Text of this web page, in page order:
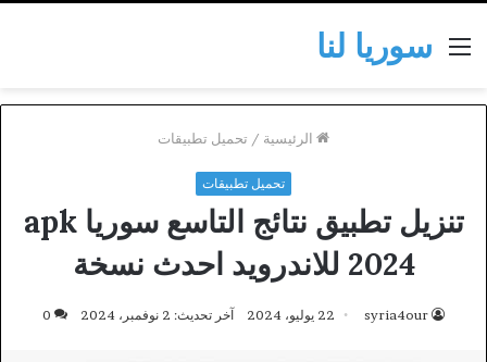
سوريا لناالقائمة
الرئيسية / تحميل تطبيقات
تحميل تطبيقات
تنزيل تطبيق نتائج التاسع سوريا apk
2024 للاندرويد احدث نسخة
syria4our 22 يوليو، 2024 آخر تحديث: 2 نوفمبر، 2024 0